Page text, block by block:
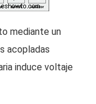
mediante un
acopladas
induce voltaje